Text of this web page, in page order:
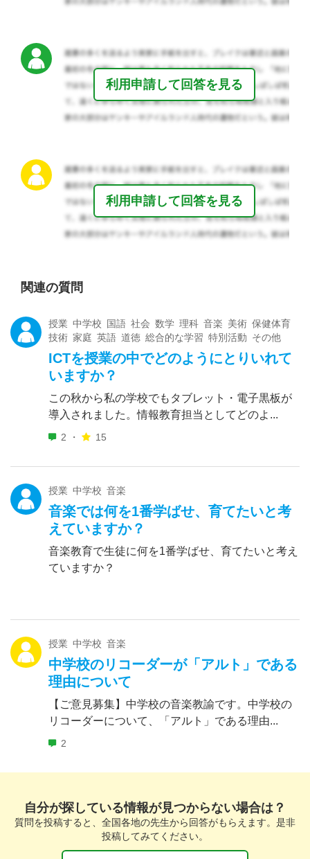
利用申請して回答を見る
利用申請して回答を見る
関連の質問
授業 中学校 国語 社会 数学 理科 音楽 美術 保健体育
技術 家庭 英語 道徳 総合的な学習 特別活動 その他
ICTを授業の中でどのようにとりいれて
いますか？
この秋から私の学校でもタブレット・電子黒板が
導入されました。情報教育担当としてどのよ...
2 ・ 15
授業 中学校 音楽
音楽では何を1番学ばせ、育てたいと考
えていますか？
音楽教育で生徒に何を1番学ばせ、育てたいと考え
ていますか？
授業 中学校 音楽
中学校のリコーダーが「アルト」である
理由について
【ご意見募集】中学校の音楽教諭です。中学校の
リコーダーについて、「アルト」である理由...
2
自分が探している情報が見つからない場合は？
質問を投稿すると、全国各地の先生から回答がもらえます。是非
投稿してみてください。